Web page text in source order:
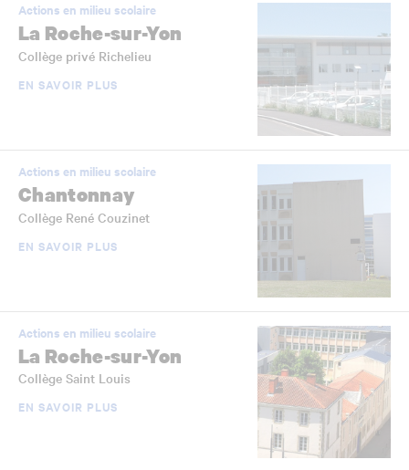
Actions en milieu scolaire
La Roche-sur-Yon
Collège privé Richelieu
EN SAVOIR PLUS
Actions en milieu scolaire
Chantonnay
Collège René Couzinet
EN SAVOIR PLUS
Actions en milieu scolaire
La Roche-sur-Yon
Collège Saint Louis
EN SAVOIR PLUS